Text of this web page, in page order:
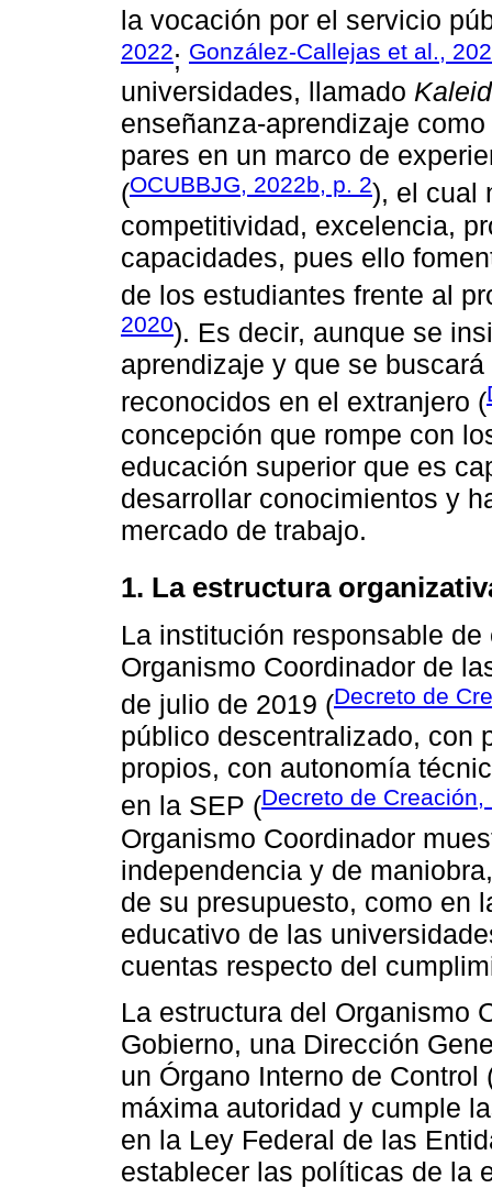
la vocación por el servicio
2022; González-Callejas et al.,
universidades, llamado
enseñanza-aprendizaje
pares en un marco de
(OCUBBJG, 2022b, p. 2), el cual
competitividad, excelencia,
capacidades, pues ello
de los estudiantes frente al
2020). Es decir, aunque se
aprendizaje y que se
reconocidos en el extranjero (
concepción que rompe con
educación superior que es
desarrollar conocimientos y
mercado de trabajo.
1. La estructura
La institución responsable
Organismo Coordinador de
de julio de 2019 (Decreto de
público descentralizado, con
propios, con autonomía
en la SEP (Decreto de Creación,
Organismo Coordinador
independencia y de
de su presupuesto, como en
educativo de las
cuentas respecto del
La estructura del Organismo
Gobierno, una Dirección
un Órgano Interno de
máxima autoridad y cumple
en la Ley Federal de las
establecer las políticas de la